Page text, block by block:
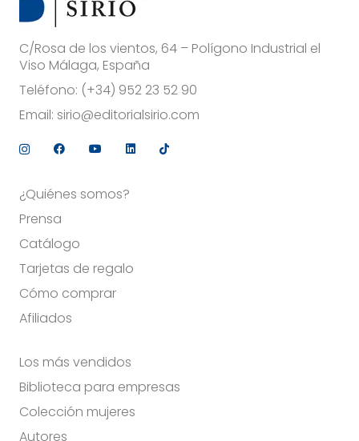
C/Rosa de los vientos, 64 – Polígono Industrial el
Viso Málaga, España
Teléfono: (+34) 952 23 52 90
Email: sirio@editorialsirio.com
¿Quiénes somos?
Prensa
Catálogo
Tarjetas de regalo
Cómo comprar
Afiliados
Los más vendidos
Biblioteca para empresas
Colección mujeres
Autores